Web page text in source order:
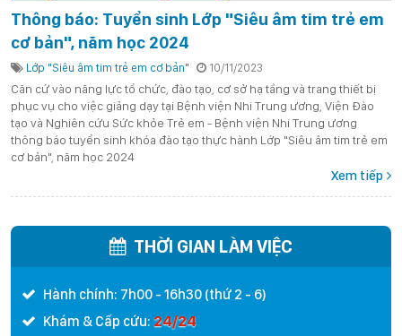
Thông báo: Tuyển sinh Lớp "Siêu âm tim trẻ em
cơ bản", năm học 2024
Lớp "Siêu âm tim trẻ em cơ bản" 10/11/2023
Căn cứ vào năng lực tổ chức, đào tạo, cơ sở hạ tầng và trang thiết bị
phục vụ cho việc giảng dạy tại Bệnh viện Nhi Trung ương, Viện Đào
tạo và Nghiên cứu Sức khỏe Trẻ em - Bệnh viện Nhi Trung ương
thông báo tuyển sinh khóa đào tạo thực hành Lớp "Siêu âm tim trẻ em
cơ bản", năm học 2024
Xem tiếp
THỜI GIAN LÀM VIỆC
Hành chính: 7h00 - 16h30 (thứ 2 - 6)
Khám & Cấp cứu: 24/24